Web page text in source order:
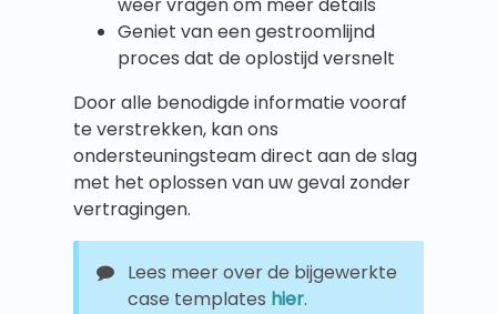
weer vragen om meer details
Geniet van een gestroomlijnd
proces dat de oplostijd versnelt
Door alle benodigde informatie vooraf
te verstrekken, kan ons
ondersteuningsteam direct aan de slag
met het oplossen van uw geval zonder
vertragingen.
Lees meer over de bijgewerkte
case templates hier.